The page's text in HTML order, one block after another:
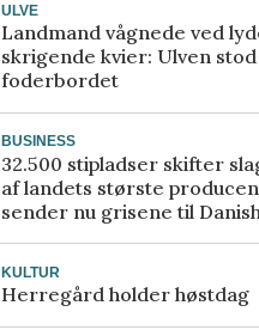
ULVE
Landmand vågnede ved
skrigende kvier: Ulven stod
foderbordet
BUSINESS
32.500 stipladser skifter
af landets største
sender nu grisene til
KULTUR
Herregård holder høstdag